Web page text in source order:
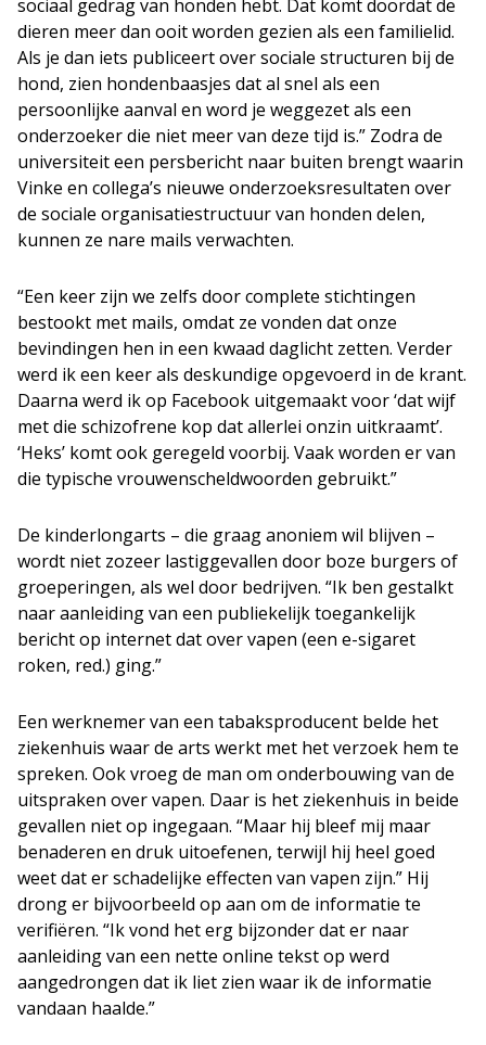
sociaal gedrag van honden hebt. Dat komt doordat de
dieren meer dan ooit worden gezien als een familielid.
Als je dan iets publiceert over sociale structuren bij de
hond, zien hondenbaasjes dat al snel als een
persoonlijke aanval en word je weggezet als een
onderzoeker die niet meer van deze tijd is.” Zodra de
universiteit een persbericht naar buiten brengt waarin
Vinke en collega’s nieuwe onderzoeksresultaten over
de sociale organisatiestructuur van honden delen,
kunnen ze nare mails verwachten.
“Een keer zijn we zelfs door complete stichtingen
bestookt met mails, omdat ze vonden dat onze
bevindingen hen in een kwaad daglicht zetten. Verder
werd ik een keer als deskundige opgevoerd in de krant.
Daarna werd ik op Facebook uitgemaakt voor ‘dat wijf
met die schizofrene kop dat allerlei onzin uitkraamt’.
‘Heks’ komt ook geregeld voorbij. Vaak worden er van
die typische vrouwenscheldwoorden gebruikt.”
De kinderlongarts – die graag anoniem wil blijven –
wordt niet zozeer lastiggevallen door boze burgers of
groeperingen, als wel door bedrijven. “Ik ben gestalkt
naar aanleiding van een publiekelijk toegankelijk
bericht op internet dat over vapen (een e-sigaret
roken, red.) ging.”
Een werknemer van een tabaksproducent belde het
ziekenhuis waar de arts werkt met het verzoek hem te
spreken. Ook vroeg de man om onderbouwing van de
uitspraken over vapen. Daar is het ziekenhuis in beide
gevallen niet op ingegaan. “Maar hij bleef mij maar
benaderen en druk uitoefenen, terwijl hij heel goed
weet dat er schadelijke effecten van vapen zijn.” Hij
drong er bijvoorbeeld op aan om de informatie te
verifiëren. “Ik vond het erg bijzonder dat er naar
aanleiding van een nette online tekst op werd
aangedrongen dat ik liet zien waar ik de informatie
vandaan haalde.”